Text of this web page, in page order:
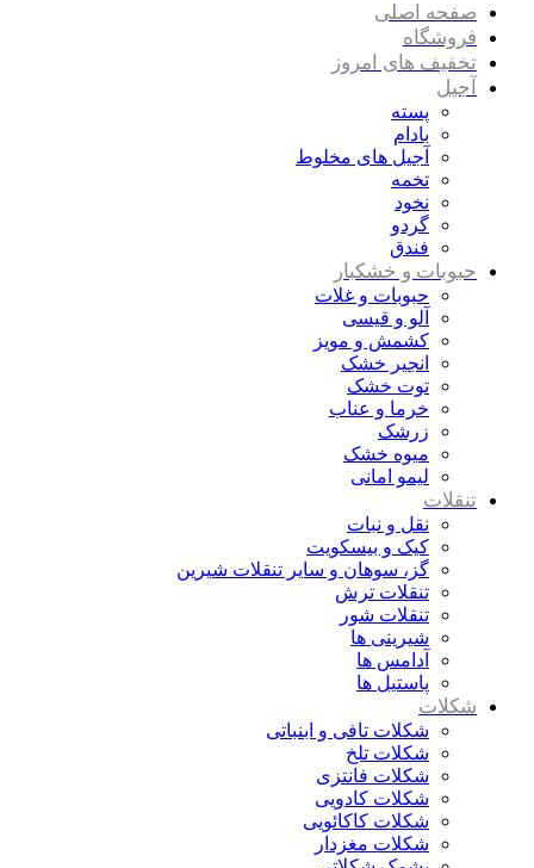
صفحه اصلی
فروشگاه
تخفیف های امروز
آجیل
پسته
بادام
آجیل های مخلوط
تخمه
نخود
گردو
فندق
حبوبات و خشکبار
حبوبات و غلات
آلو و قیسی
کشمش و مویز
انجیر خشک
توت خشک
خرما و عناب
زرشک
میوه خشک
لیمو امانی
تنقلات
نقل و نبات
کیک و بیسکویت
گز، سوهان و سایر تنقلات شیرین
تنقلات ترش
تنقلات شور
شیرینی ها
آدامس ها
پاستیل ها
شکلات
شکلات تافی و ابنباتی
شکلات تلخ
شکلات فانتزی
شکلات کادویی
شکلات کاکائویی
شکلات مغزدار